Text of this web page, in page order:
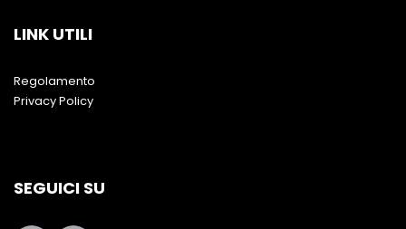
LINK UTILI
Regolamento
Privacy Policy
SEGUICI SU